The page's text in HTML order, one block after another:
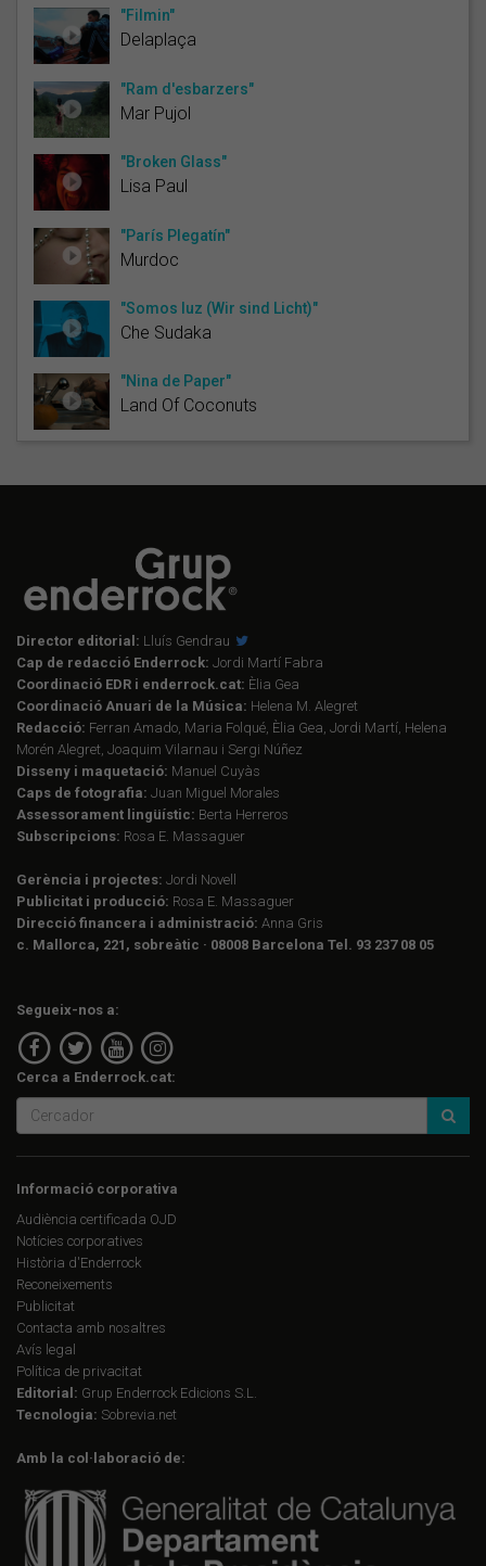
"Filmin"
Delaplaça
"Ram d'esbarzers"
Mar Pujol
"Broken Glass"
Lisa Paul
"París Plegatín"
Murdoc
"Somos luz (Wir sind Licht)"
Che Sudaka
"Nina de Paper"
Land Of Coconuts
Director editorial: Lluís Gendrau
Cap de redacció Enderrock: Jordi Martí Fabra
Coordinació EDR i enderrock.cat: Èlia Gea
Coordinació Anuari de la Música: Helena M. Alegret
Redacció: Ferran Amado, Maria Folqué, Èlia Gea, Jordi Martí, Helena
Morén Alegret, Joaquim Vilarnau i Sergi Núñez
Disseny i maquetació: Manuel Cuyàs
Caps de fotografia: Juan Miguel Morales
Assessorament lingüístic: Berta Herreros
Subscripcions: Rosa E. Massaguer
Gerència i projectes: Jordi Novell
Publicitat i producció: Rosa E. Massaguer
Direcció financera i administració: Anna Gris
c. Mallorca, 221, sobreàtic · 08008 Barcelona Tel. 93 237 08 05
Segueix-nos a:
Cerca a Enderrock.cat:
Informació corporativa
Audiència certificada OJD
Notícies corporatives
Història d'Enderrock
Reconeixements
Publicitat
Contacta amb nosaltres
Avís legal
Política de privacitat
Editorial: Grup Enderrock Edicions S.L.
Tecnologia: Sobrevia.net
Amb la col·laboració de: